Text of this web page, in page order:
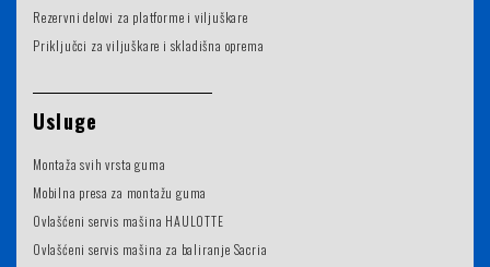
Rezervni delovi za platforme i viljuškare
Priključci za viljuškare i skladišna oprema
Usluge
Montaža svih vrsta guma
Mobilna presa za montažu guma
Ovlašćeni servis mašina HAULOTTE
Ovlašćeni servis mašina za baliranje Sacria